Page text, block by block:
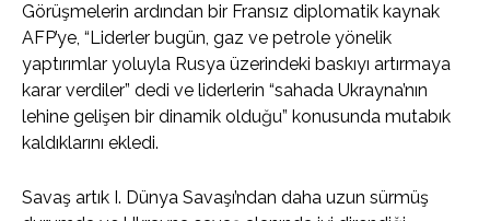
Görüşmelerin ardından bir Fransız diplomatik kaynak
AFP’ye, “Liderler bugün, gaz ve petrole yönelik
yaptırımlar yoluyla Rusya üzerindeki baskıyı artırmaya
karar verdiler” dedi ve liderlerin “sahada Ukrayna’nın
lehine gelişen bir dinamik olduğu” konusunda mutabık
kaldıklarını ekledi.
Savaş artık I. Dünya Savaşı’ndan daha uzun sürmüş